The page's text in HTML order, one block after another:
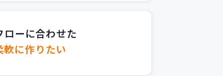
ーに合わせた
に作りたい